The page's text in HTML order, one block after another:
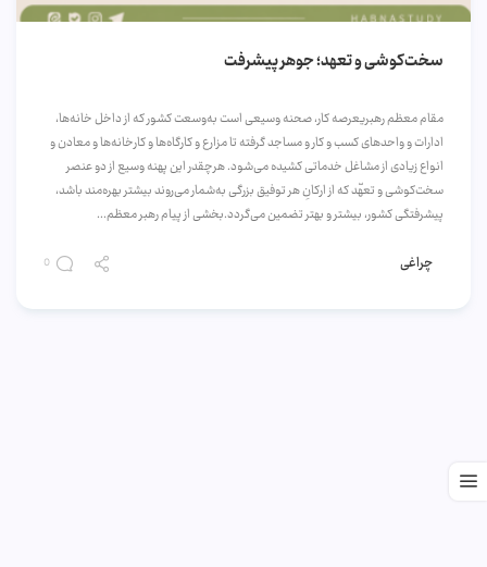
سخت‌کوشی و تعهد؛ جوهر پیشرفت
مقام معظم رهبریعرصه‌ کار، صحنه‌ وسیعی است به‌وسعت کشور که از داخل خانه‌ها،
ادارات و واحدهای کسب و کار و مساجد گرفته تا مزارع و کارگاه‌ها و کارخانه‌ها و معادن و
انواع زیادی از مشاغل خدماتی کشیده می‌شود. هرچقدر این پهنه‌ وسیع از دو عنصر
سخت‌کوشی و تعهّد که از ارکانِ هر توفیق بزرگی به‌شمار می‌روند بیشتر بهره‌مند باشد،
پیشرفتگی کشور، بیشتر و بهتر تضمین می‌گردد.بخشی از پیام رهبر معظم...
چراغی 0